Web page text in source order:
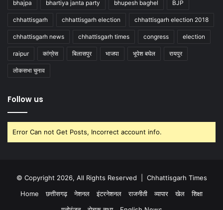
bhajpa bhartiya janta party bhupesh baghel BJP
chhattisgarh chhattisgarh election chhattisgarh election 2018
chhattisgarh news chhattisgarh times congress election
raipur कांग्रेस बिलासपुर भाजपा भूपेश बघेल रायपुर
लोकसभा चुनाव
Follow us
Error Can not Get Posts, Incorrect account info.
© Copyright 2026, All Rights Reserved | Chhattisgarh Times
Home
छत्तीसगढ़ नेशनल इंटरनेशनल राजनीती व्यापार खेल
शिक्षा